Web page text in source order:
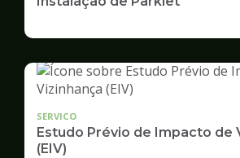
SERVICO
Estudo Prévio de Impacto de
(EIV)